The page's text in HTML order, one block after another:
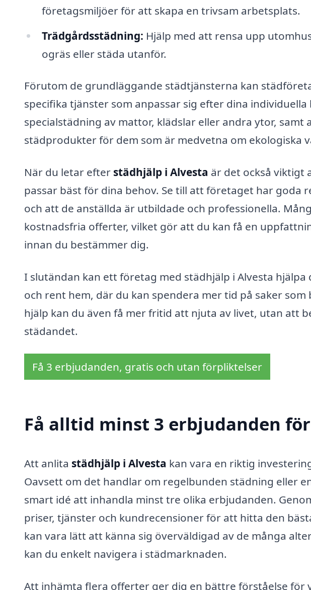
företagsmiljöer för att skapa en trivsam arbetsplats.
Trädgårdsstädning: Hjälp med att rensa upp
ogräs eller städa utanför.
Förutom de grundläggande städtjänsterna kan
specifika tjänster som anpassar sig efter dina
specialstädning av mattor, klädslar eller andra ytor, samt
städprodukter för dem som är medvetna om ekologiska
När du letar efter städhjälp i Alvesta är det också viktigt
passar bäst för dina behov. Se till att företaget har goda
och att de anställda är utbildade och professionella.
kostnadsfria offerter, vilket gör att du kan få en
innan du bestämmer dig.
I slutändan kan ett företag med städhjälp i Alvesta
och rent hem, där du kan spendera mer tid på saker
hjälp kan du även få mer fritid att njuta av livet, utan att
städandet.
Få 3 erbjudanden, gratis och utan förpliktelser
Få alltid minst 3 erbjudanden
Att anlita städhjälp i Alvesta kan vara en riktig
Oavsett om det handlar om regelbunden städning eller
smart idé att inhandla minst tre olika erbjudanden.
priser, tjänster och kundrecensioner för att hitta den
kan vara lätt att känna sig överväldigad av de många
kan du enkelt navigera i städmarknaden.
Att inhämta flera offerter ger dig en bättre förståelse för